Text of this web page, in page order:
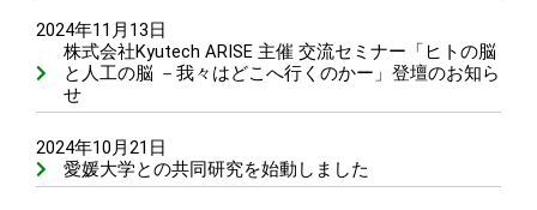
2024年11月13日
株式会社Kyutech ARISE 主催 交流セミナー「ヒトの脳
と人工の脳 －我々はどこへ行くのかー」登壇のお知ら
せ
2024年10月21日
愛媛大学との共同研究を始動しました